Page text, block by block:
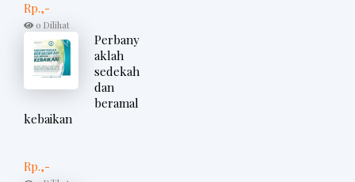
Rp.,-
0 Dilihat
Perbany
aklah
sedekah
dan
beramal
kebaikan
Rp.,-